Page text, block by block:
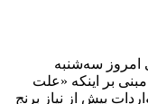
امروز سه‌شنبه
بر اینکه «علت
بیش از نیاز برنج